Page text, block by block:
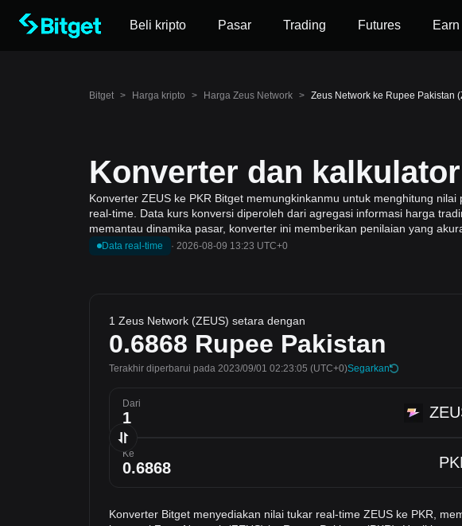
Beli kripto Pasar Trading Futures Earn
Bitget > Harga kripto > Harga Zeus Network > Zeus Network ke Rupee Pakistan
Konverter dan
Konverter ZEUS ke PKR Bitget memungkinkanmu untuk menghitung
real-time. Data kurs konversi diperoleh dari agregasi informasi harga
memantau dinamika pasar, konverter ini memberikan penilaian yang
Data real-time · 2026-08-09 13:23 UTC+0
1 Zeus Network (ZEUS) setara dengan
0.6868 Rupee Pakistan
Terakhir diperbarui pada 2023/09/01 02:23:05 (UTC+0)Segarkan
Dari
Ke
Konverter Bitget menyediakan nilai tukar real-time ZEUS ke PKR,